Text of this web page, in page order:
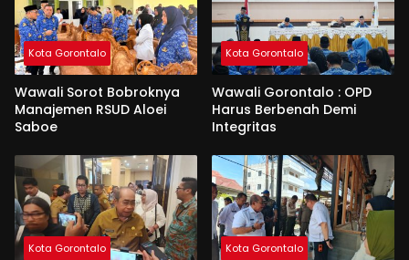
Kota Gorontalo
Wawali Sorot Bobroknya
Manajemen RSUD Aloei
Saboe
Kota Gorontalo
Wawali Gorontalo : OPD
Harus Berbenah Demi
Integritas
Kota Gorontalo Kota Gorontalo